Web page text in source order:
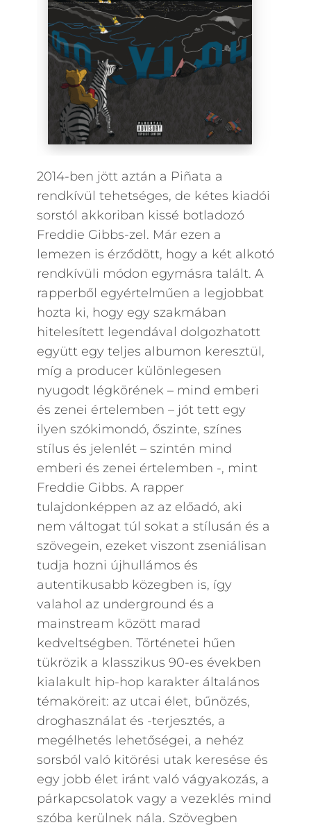
2014-ben jött aztán a Piñata a
rendkívül tehetséges, de kétes kiadói
sorstól akkoriban kissé botladozó
Freddie Gibbs-zel. Már ezen a
lemezen is érződött, hogy a két alkotó
rendkívüli módon egymásra talált. A
rapperből egyértelműen a legjobbat
hozta ki, hogy egy szakmában
hitelesített legendával dolgozhatott
együtt egy teljes albumon keresztül,
míg a producer különlegesen
nyugodt légkörének – mind emberi
és zenei értelemben – jót tett egy
ilyen szókimondó, őszinte, színes
stílus és jelenlét – szintén mind
emberi és zenei értelemben -, mint
Freddie Gibbs. A rapper
tulajdonképpen az az előadó, aki
nem váltogat túl sokat a stílusán és a
szövegein, ezeket viszont zseniálisan
tudja hozni újhullámos és
autentikusabb közegben is, így
valahol az underground és a
mainstream között marad
kedveltségben. Történetei hűen
tükrözik a klasszikus 90-es években
kialakult hip-hop karakter általános
témaköreit: az utcai élet, bűnözés,
droghasználat és -terjesztés, a
megélhetés lehetőségei, a nehéz
sorsból való kitörési utak keresése és
egy jobb élet iránt való vágyakozás, a
párkapcsolatok vagy a vezeklés mind
szóba kerülnek nála. Szövegben